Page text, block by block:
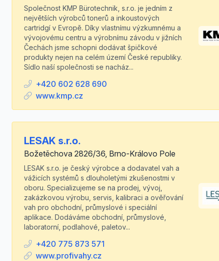
Společnost KMP Bürotechnik, s.r.o. je jedním z
největších výrobců tonerů a inkoustových
cartridgí v Evropě. Díky vlastnímu výzkumnému a
vývojovému centru a výrobnímu závodu v jižních
Čechách jsme schopni dodávat špičkové
produkty nejen na celém území České republiky.
Sídlo naší společnosti se nacház...
+420 602 628 690
www.kmp.cz
LESAK s.r.o.
Božetěchova 2826/36, Brno-Královo Pole
LESAK s.r.o. je český výrobce a dodavatel vah a
vážicích systémů s dlouholetými zkušenostmi v
oboru. Specializujeme se na prodej, vývoj,
zakázkovou výrobu, servis, kalibraci a ověřování
vah pro obchodní, průmyslové i speciální
aplikace. Dodáváme obchodní, průmyslové,
laboratorní, podlahové, paletov...
+420 775 873 571
www.profivahy.cz